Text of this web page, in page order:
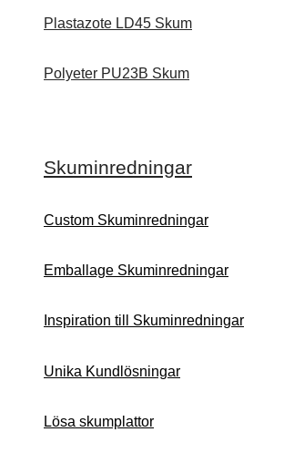
Plastazote LD45 Skum
Polyeter PU23B Skum
Skuminredningar
Custom Skuminredningar
Emballage Skuminredningar
Inspiration till Skuminredningar
Unika Kundlösningar
Lösa skumplattor